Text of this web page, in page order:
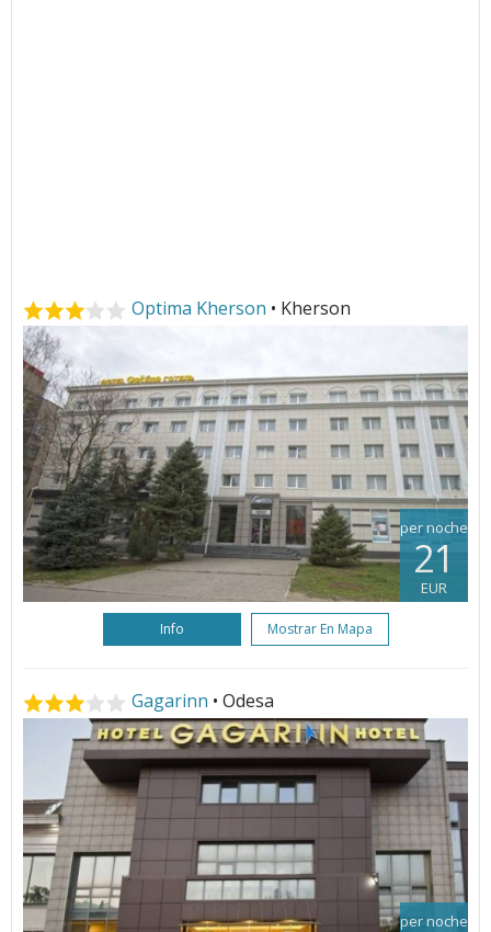
Optima Kherson • Kherson
per noche
21
EUR
Info Mostrar En Mapa
Gagarinn • Odesa
per noche